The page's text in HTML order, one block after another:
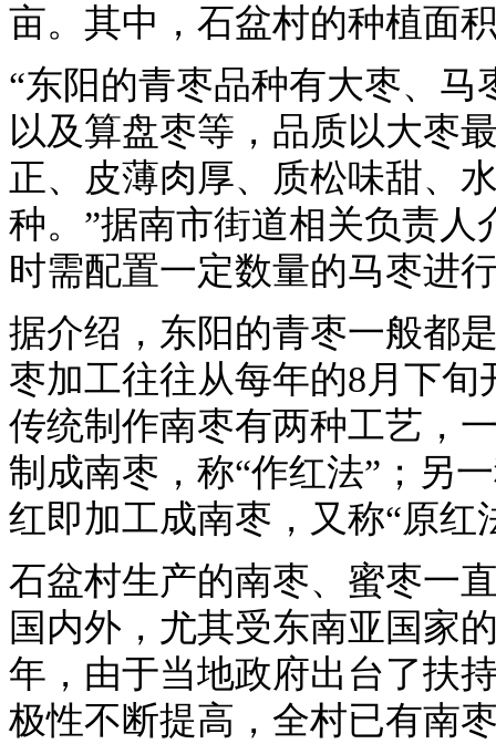
亩。其中，石盆村的种植面
“东阳的青枣品种有大枣、
以及算盘枣等，品质以大枣
正、皮薄肉厚、质松味甜、
种。”据南市街道相关负责
时需配置一定数量的马枣进
据介绍，东阳的青枣一般都
枣加工往往从每年的8月下
传统制作南枣有两种工艺，
制成南枣，称“作红法”；另
红即加工成南枣，又称“原红
石盆村生产的南枣、蜜枣一
国内外，尤其受东南亚国家
年，由于当地政府出台了扶
极性不断提高，全村已有南